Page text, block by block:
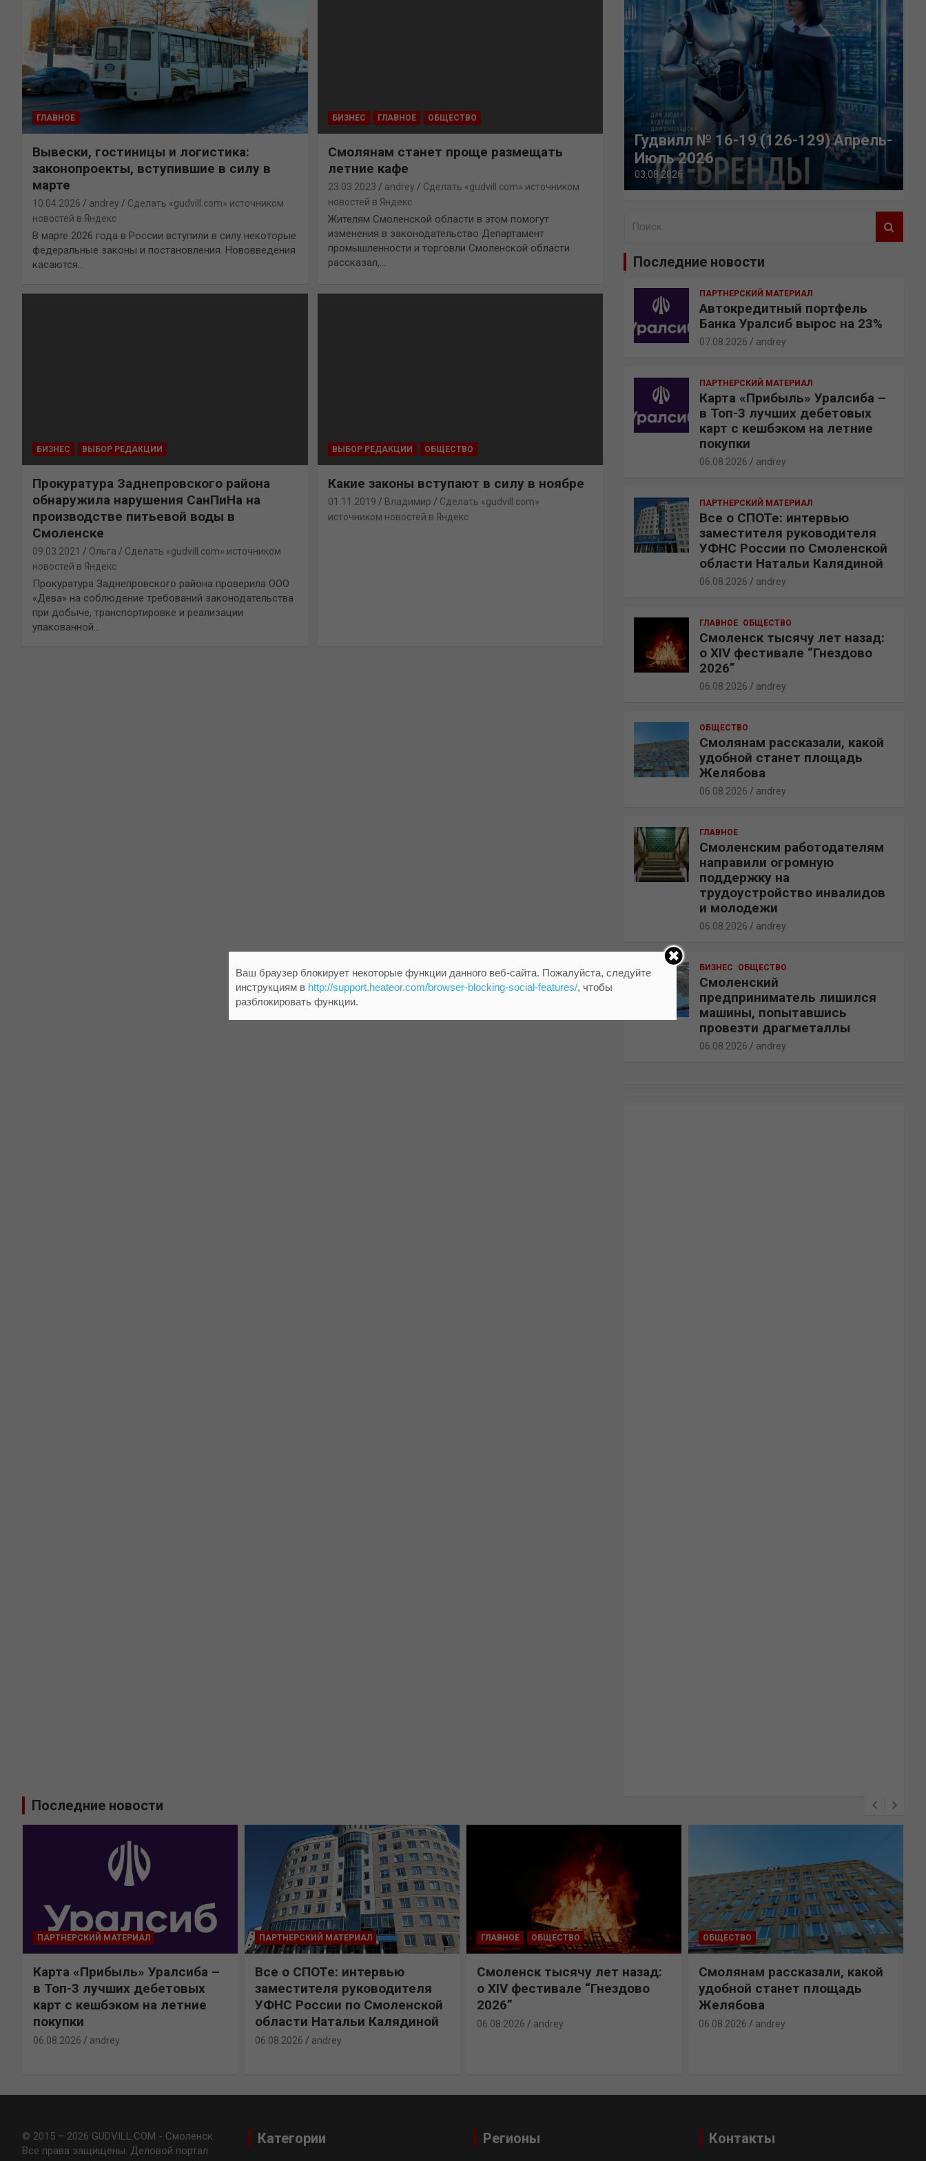
ГЛАВНОЕ
Вывески, гостиницы и логистика:
законопроекты, вступившие в силу в
марте
10.04.2026 andrey
Сделать «gudvill.com» источником
новостей в Яндекс
В марте 2026 года в России вступили в силу некоторые
федеральные законы и постановления. Нововведения
касаются…
БИЗНЕС ГЛАВНОЕ ОБЩЕСТВО
Смолянам станет проще размещать
летние кафе
23.03.2023 andrey
Сделать «gudvill.com» источником
новостей в Яндекс
Жителям Смоленской области в этом помогут
изменения в законодательство Департамент
промышленности и торговли Смоленской области
рассказал,…
БИЗНЕС ВЫБОР РЕДАКЦИИ
Прокуратура Заднепровского района
обнаружила нарушения СанПиНа на
производстве питьевой воды в
Смоленске
09.03.2021 Ольга
Сделать «gudvill.com» источником
новостей в Яндекс
Прокуратура Заднепровского района проверила ООО
«Дева» на соблюдение требований законодательства
при добыче, транспортировке и реализации
упакованной…
ВЫБОР РЕДАКЦИИ ОБЩЕСТВО
Какие законы вступают в силу в ноябре
01.11.2019 Владимир
Сделать «gudvill.com»
источником новостей в Яндекс
Гудвилл № 16-19 (126-129) Апрель-
Июль 2026
03.08.2026
Последние новости
ПАРТНЕРСКИЙ МАТЕРИАЛ
Автокредитный портфель
Банка Уралсиб вырос на 23%
07.08.2026 andrey
ПАРТНЕРСКИЙ МАТЕРИАЛ
Карта «Прибыль» Уралсиба –
в Топ-3 лучших дебетовых
карт с кешбэком на летние
покупки
06.08.2026 andrey
ПАРТНЕРСКИЙ МАТЕРИАЛ
Все о СПОТе: интервью
заместителя руководителя
УФНС России по Смоленской
области Натальи Калядиной
06.08.2026 andrey
ГЛАВНОЕ ОБЩЕСТВО
Смоленск тысячу лет назад:
о XIV фестивале “Гнездово
2026”
06.08.2026 andrey
ОБЩЕСТВО
Смолянам рассказали, какой
удобной станет площадь
Желябова
06.08.2026 andrey
ГЛАВНОЕ
Смоленским работодателям
направили огромную
поддержку на
трудоустройство инвалидов
и молодежи
06.08.2026 andrey
БИЗНЕС ОБЩЕСТВО
Смоленский
предприниматель лишился
машины, попытавшись
провезти драгметаллы
06.08.2026 andrey
Последние новости
ПАРТНЕРСКИЙ МАТЕРИАЛ
Карта «Прибыль» Уралсиба –
в Топ-3 лучших дебетовых
карт с кешбэком на летние
покупки
06.08.2026 andrey
ПАРТНЕРСКИЙ МАТЕРИАЛ
Все о СПОТе: интервью
заместителя руководителя
УФНС России по Смоленской
области Натальи Калядиной
06.08.2026 andrey
ГЛАВНОЕ ОБЩЕСТВО
Смоленск тысячу лет назад:
о XIV фестивале “Гнездово
2026”
06.08.2026 andrey
ОБЩЕСТВО
Смолянам рассказали, какой
удобной станет площадь
Желябова
06.08.2026 andrey
© 2015 – 2026 GUDVILL.COM - Смоленск.
Все права защищены. Деловой портал
Категории Регионы Контакты
Ваш браузер блокирует некоторые функции данного веб-сайта. Пожалуйста, следуйте
инструкциям в http://support.heateor.com/browser-blocking-social-features/, чтобы
разблокировать функции.